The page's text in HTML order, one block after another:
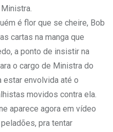
é flor que se cheire, Bob
cartas na manga que
a ponto de insistir na
o cargo de Ministra do
estar envolvida até o
movidos contra ela.
aparece agora em vídeo
pra tentar